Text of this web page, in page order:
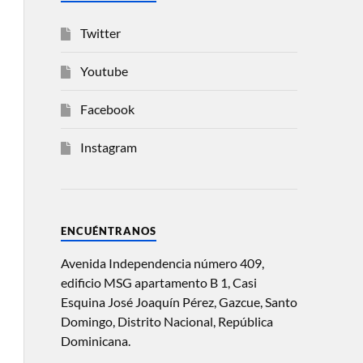
Twitter
Youtube
Facebook
Instagram
ENCUÉNTRANOS
Avenida Independencia número 409,
edificio MSG apartamento B 1, Casi
Esquina José Joaquín Pérez, Gazcue, Santo
Domingo, Distrito Nacional, República
Dominicana.